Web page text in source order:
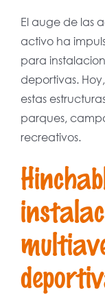
El auge de las
activo ha
para
deportivas.
estas
parques,
recreativos.